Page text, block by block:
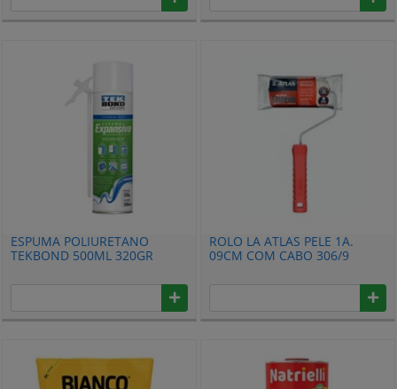
ESPUMA POLIURETANO
TEKBOND 500ML 320GR
ROLO LA ATLAS PELE 1A.
09CM COM CABO 306/9